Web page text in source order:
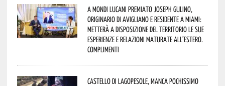
A Mondi lucani premiato Joseph Gulino,
originario di Avigliano e residente a Miami:
metterà a disposizione del territorio le sue
esperienze e relazioni maturate all’estero.
Complimenti
Castello di Lagopesole, manca pochissimo